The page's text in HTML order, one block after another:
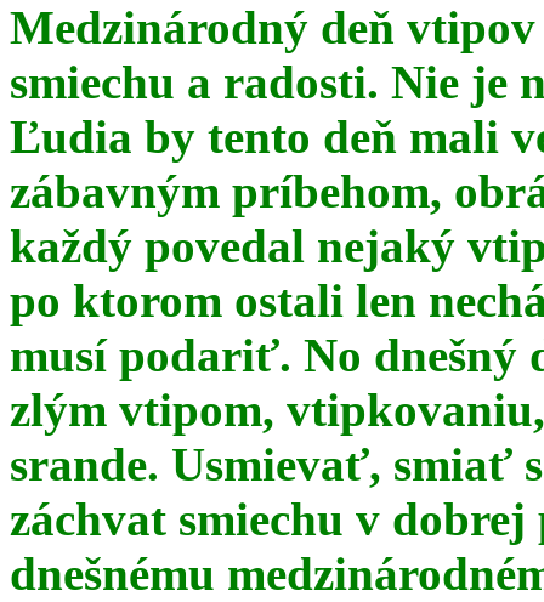
Medzinárodný deň
smiechu a radosti. Nie je
Ľudia by tento deň mali
zábavným príbehom,
každý povedal nejaký
po ktorom ostali len
musí podariť. No dnešný
zlým vtipom,
srande. Usmievať, smiať
záchvat smiechu v
dnešnému